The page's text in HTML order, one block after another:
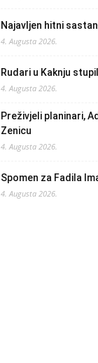
Najavljen hitni
4. Augusta 2026.
Rudari u Kaknju
4. Augusta 2026.
Preživjeli planinari,
Zenicu
4. Augusta 2026.
Spomen za Fadila
4. Augusta 2026.